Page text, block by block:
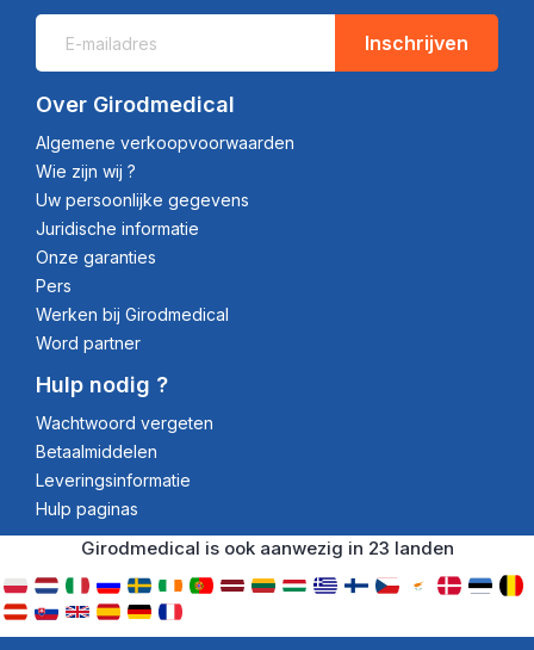
Inschrijven
Over Girodmedical
Algemene verkoopvoorwaarden
Wie zijn wij ?
Uw persoonlijke gegevens
Juridische informatie
Onze garanties
Pers
Werken bij Girodmedical
Word partner
Hulp nodig ?
Wachtwoord vergeten
Betaalmiddelen
Leveringsinformatie
Hulp paginas
Girodmedical is ook aanwezig in 23 landen